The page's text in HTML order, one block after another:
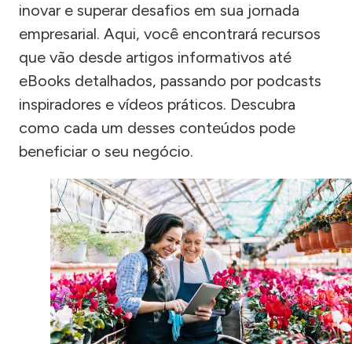
inovar e superar desafios em sua jornada
empresarial. Aqui, você encontrará recursos
que vão desde artigos informativos até
eBooks detalhados, passando por podcasts
inspiradores e vídeos práticos. Descubra
como cada um desses conteúdos pode
beneficiar o seu negócio.